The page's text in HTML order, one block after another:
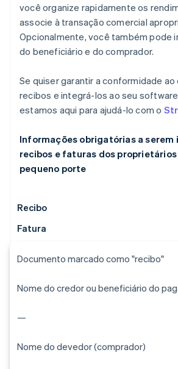
você organize rapidamente os
associe à transação comercial
Opcionalmente, você também pode
do beneficiário e do comprador.
Se quiser garantir a conformidade ao
recibos e integrá-los ao seu
estamos aqui para ajudá-lo com o
Informações obrigatórias a serem
recibos e faturas dos
pequeno porte
Recibo
Fatura
Documento marcado como "recibo"
Nome do credor ou beneficiário do
—
Nome do devedor (comprador)